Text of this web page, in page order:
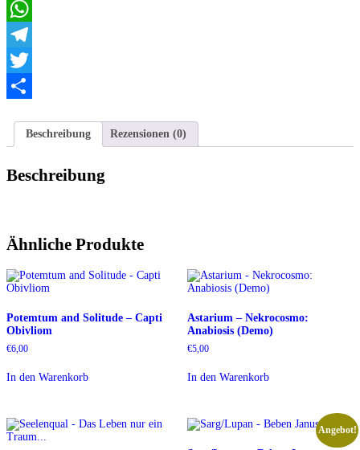
Email
WhatsApp
Telegram
Twitter
Beschreibung
Rezensionen (0)
Beschreibung
Ähnliche Produkte
Potemtum and Solitude – Capti
Obivliom
€6,00
In den Warenkorb
Astarium – Nekrocosmo:
Anabiosis (Demo)
€5,00
In den Warenkorb
Angebot!